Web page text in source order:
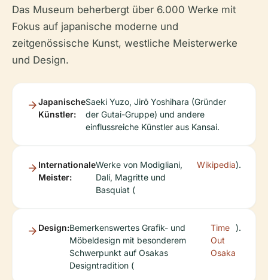
Das Museum beherbergt über 6.000 Werke mit
Fokus auf japanische moderne und
zeitgenössische Kunst, westliche Meisterwerke
und Design.
Japanische
Künstler:
Saeki Yuzo, Jirō Yoshihara (Gründer
der Gutai-Gruppe) und andere
einflussreiche Künstler aus Kansai.
Internationale
Meister:
Werke von Modigliani,
Dalí, Magritte und
Basquiat (
Wikipedia).
Design:Bemerkenswertes Grafik- und
Möbeldesign mit besonderem
Schwerpunkt auf Osakas
Designtradition (
Time
Out
Osaka
).